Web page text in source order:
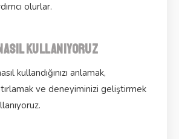
olurlar.
kullanıyoruz
kullandığınızı anlamak,
ve deneyiminizi geliştirmek